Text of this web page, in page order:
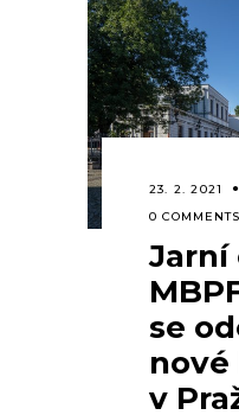
23. 2. 2021
0 COMMENTS
Jarní
se
nové
v